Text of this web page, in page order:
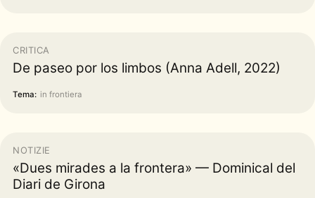
CRITICA
De paseo por los limbos (Anna Adell, 2022)
Tema: in frontiera
NOTIZIE
«Dues mirades a la frontera» — Dominical del
Diari de Girona